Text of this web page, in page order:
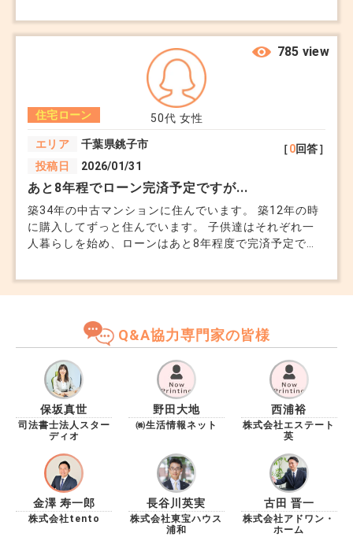
債務者になる場合、団信には加入できるのでしょうか。
また返済中に父が万が一のことがあった場合、私が全て
の返済を引き継ぐ形になるのでしょうか。 その場合、
相続や贈与に関してはどういった扱いになるのでしょう
か。 金利や審査条件も銀行によってバラつきがあるの
で、相談先に迷っています。
50代 女性
住宅ローン
エリア
千葉県銚子市
投稿日
2026/01/31
［0回答］
785 view
あと8年程でローン完済予定ですが...
築34年の中古マンションに住んでいます。 築12年の時
に購入してずっと住んでいます。 子供達はそれぞれ一
人暮らしを始め、ローンはあと8年程度で完済予定で
す。 一部はリフォーム予定ですが、夫婦二人で住むに
に将来残すつもりでいましたが、古いマンションをもら
っても、負担になるでしょうか。 今の市況と私たちの
状況的にアドバイスを頂きたいです。
Q&A協力専門家の皆様
保坂真世
司法書士法人スター
ディオ
野田大地
㈱生活情報ネット
西浦裕
株式会社エステート
英
金澤 寿一郎
株式会社tento
長谷川英実
株式会社東宝ハウス
浦和
古田 晋一
株式会社アドワン・
ホーム